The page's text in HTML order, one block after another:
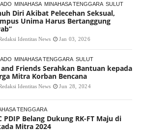
MINAHASA MINAHASA TENGGARA SULUT
Diri Akibat Pelecehan Seksual,
Unima Harus Bertanggung
Identitas News Jan 03, 2026
MINAHASA TENGGARA SULUT
and Friends Serahkan Bantuan kepada
Mitra Korban Bencana
Identitas News Jun 28, 2024
TENGGARA
PDIP Belang Dukung RK-FT Maju di
Mitra 2024